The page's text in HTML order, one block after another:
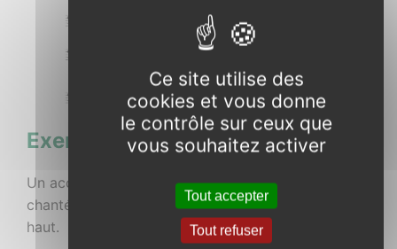
Exercices 11 et 12
Un accord est un ensemble d’au moins 3 notes
chantées ou jouées ensemble. Il se lit de bas en
haut.
Ce site utilise des
cookies et vous donne
le contrôle sur ceux que
vous souhaitez activer
Tout accepter
Tout refuser